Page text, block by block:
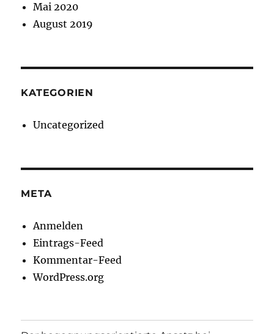
Mai 2020
August 2019
KATEGORIEN
Uncategorized
META
Anmelden
Eintrags-Feed
Kommentar-Feed
WordPress.org